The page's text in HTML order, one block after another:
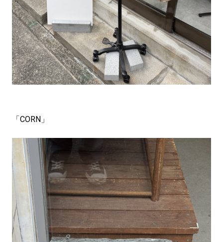
「CORN」